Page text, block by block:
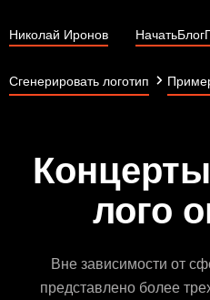
Николай Иронов НачатьБлог
Сгенерировать логотип
лого
Вне зависимости от
представлено более